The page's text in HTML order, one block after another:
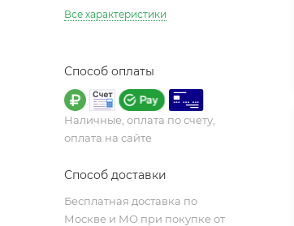
Все характеристики
Способ оплаты
Наличные, оплата по счету,
оплата на сайте
Способ доставки
Бесплатная доставка по
Москве и МО при покупке от